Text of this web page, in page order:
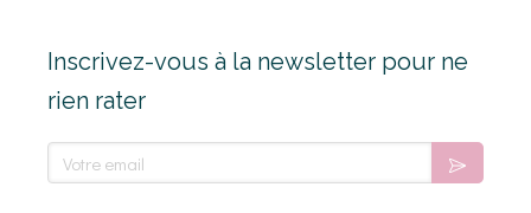
Inscrivez-vous à la newsletter pour ne
rien rater
Votre email